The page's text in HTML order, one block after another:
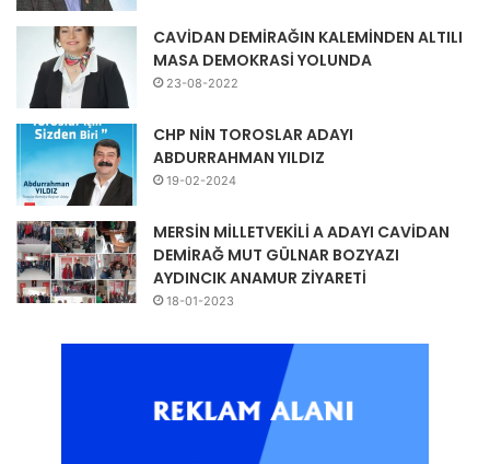
CAVİDAN DEMİRAĞIN KALEMİNDEN ALTILI
MASA DEMOKRASİ YOLUNDA
23-08-2022
CHP NİN TOROSLAR ADAYI
ABDURRAHMAN YILDIZ
19-02-2024
MERSİN MİLLETVEKİLİ A ADAYI CAVİDAN
DEMİRAĞ MUT GÜLNAR BOZYAZI
AYDINCIK ANAMUR ZİYARETİ
18-01-2023